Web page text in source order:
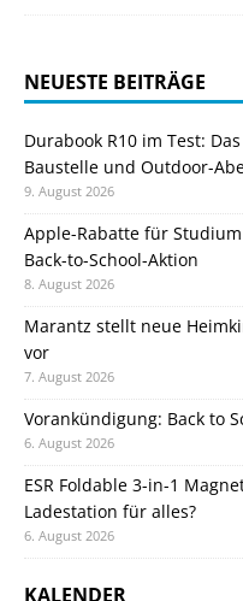
NEUESTE BEITRÄGE
Durabook R10 im Test:
Baustelle und Outdoor-
9. August 2026
Apple-Rabatte für
Back-to-School-Aktion
8. August 2026
Marantz stellt neue
vor
7. August 2026
Vorankündigung: Back to
6. August 2026
ESR Foldable 3-in-1
Ladestation für alles?
6. August 2026
KALENDER